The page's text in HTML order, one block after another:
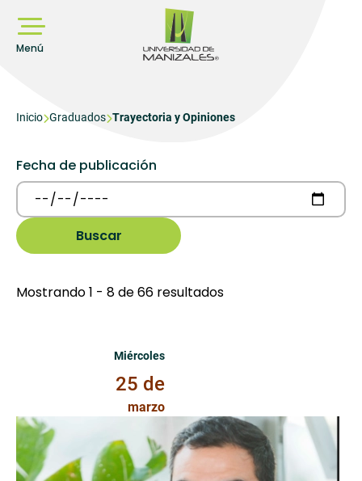
contenido
principal
Menú
Sobrescribir
de
ayuda
a
la
navegación
Inicio Graduados Trayectoria y Opiniones
Mostrando 1 - 8 de 66 resultados
Fecha de publicación
Miércoles 25 de Marzo de 2026
Miércoles
25 de
marzo